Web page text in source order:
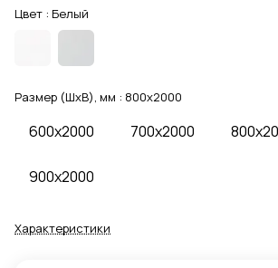
Цвет : Белый
Размер (ШхВ), мм : 800x2000
600x2000 700x2000
900x2000
Характеристики